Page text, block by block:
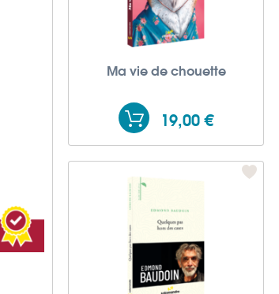
Ma vie de chouette
19,00 €